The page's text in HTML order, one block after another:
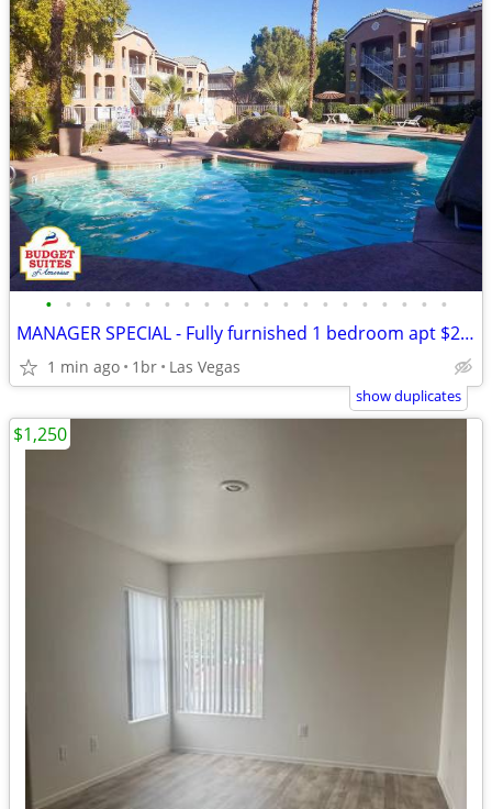
• • • • • • • • • • • • • • • • • • • • •
MANAGER SPECIAL - Fully furnished 1 bedroom apt $269 weekly
1 min ago 1br Las Vegas
show duplicates
$1,250